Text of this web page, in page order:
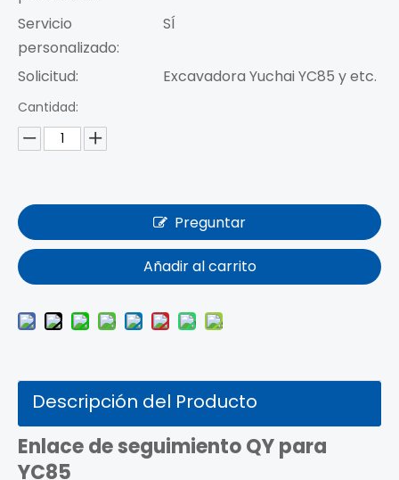
Servicio
personalizado:
SÍ
Solicitud: Excavadora Yuchai YC85 y etc.
Cantidad:
Preguntar
Añadir al carrito
Descripción del Producto
Enlace de seguimiento QY para
YC85